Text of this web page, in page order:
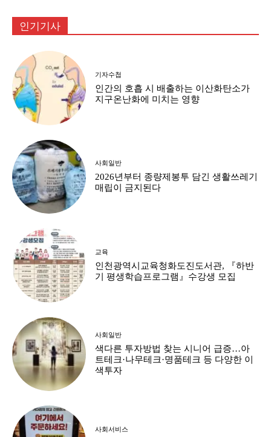
인기기사
기자수첩
인간의 호흡 시 배출하는 이산화탄소가
지구온난화에 미치는 영향
사회일반
2026년부터 종량제봉투 담긴 생활쓰레기
매립이 금지된다
교육
인천광역시교육청화도진도서관, 『하반
기 평생학습프로그램』수강생 모집
사회일반
색다른 투자방법 찾는 시니어 급증…아
트테크·나무테크·명품테크 등 다양한 이
색투자
사회서비스